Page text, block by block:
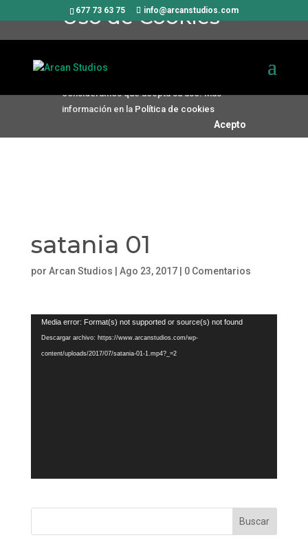
Uso de Cookies
terceros para mejorar nuestros
consideramos que acepta su uso. Más
información en la Política de cookies
Acepto
677 73 63 75 info@arcanstudios.com
satania 01
por Arcan Studios Ago 23, 2017| 0 Comentarios
Reproductor
de
vídeo
Media error: Format(s) not supported or source(s) not found
Descargar archivo: https://www.arcanstudios.com/wp-
content/uploads/2017/07/satania-01-1.mp4?_=2